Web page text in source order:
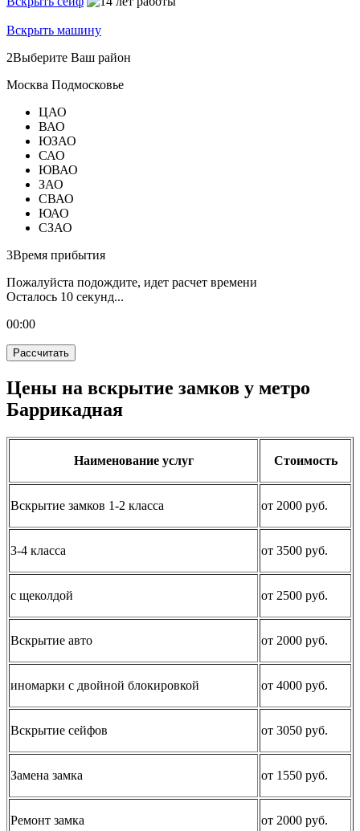
Вскрыть машину
2Выберите Ваш район
Москва Подмосковье
ЦАО
ВАО
ЮЗАО
САО
ЮВАО
ЗАО
СВАО
ЮАО
СЗАО
3Время прибытия
Пожалуйста подождите, идет расчет времени
Осталось 10 секунд...
00:00
Рассчитать
Цены на вскрытие замков у метро
Баррикадная
Наименование услуг Стоимость
Вскрытие замков 1-2 класса от 2000 руб.
3-4 класса от 3500 руб.
с щеколдой от 2500 руб.
Вскрытие авто от 2000 руб.
иномарки с двойной блокировкой от 4000 руб.
Вскрытие сейфов от 3050 руб.
Замена замка от 1550 руб.
Ремонт замка от 2000 руб.